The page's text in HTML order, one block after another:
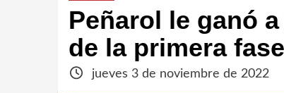
Peñarol le ganó
de la primera
jueves 3 de noviembre de 2022